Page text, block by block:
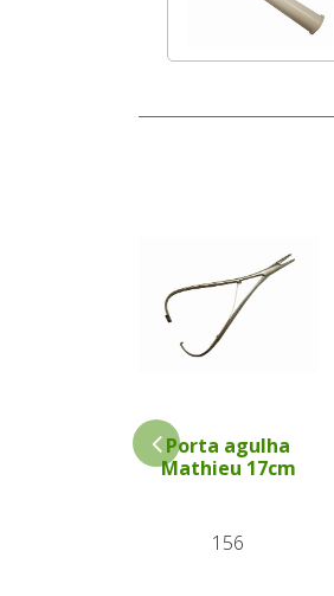
Porta agulha
Mathieu 17cm
156